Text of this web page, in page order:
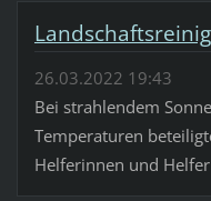
26.03.2022 19:43
Bei strahlendem
Temperaturen
Helferinnen und